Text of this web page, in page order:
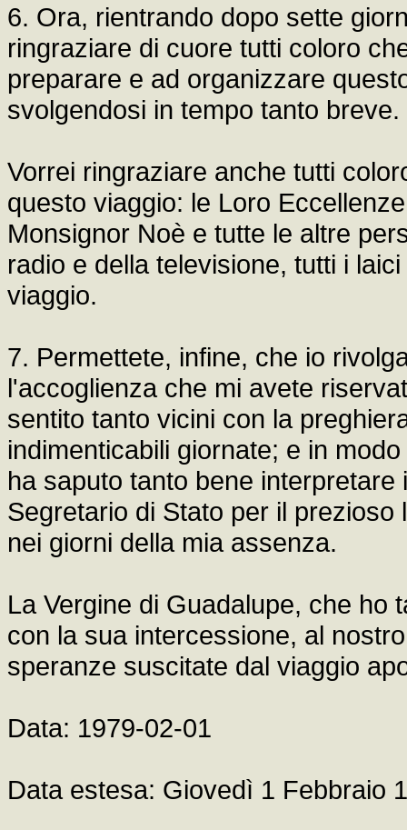
6. Ora, rientrando dopo sette
ringraziare di cuore tutti coloro
preparare e ad organizzare
svolgendosi in tempo tanto breve.
Vorrei ringraziare anche tutti
questo viaggio: le Loro
Monsignor Noè e tutte le altre
radio e della televisione, tutti i
viaggio.
7. Permettete, infine, che io
l'accoglienza che mi avete
sentito tanto vicini con la
indimenticabili giornate; e in
ha saputo tanto bene
Segretario di Stato per il
nei giorni della mia assenza.
La Vergine di Guadalupe, che ho
con la sua intercessione, al
speranze suscitate dal viaggio
Data: 1979-02-01
Data estesa: Giovedì 1 Febbraio